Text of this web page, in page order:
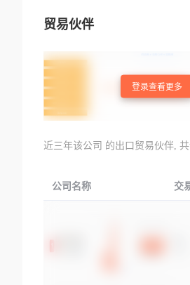
贸易伙伴
登录查看更多
近三年该公司 的出口贸易伙伴,
公司名称 交